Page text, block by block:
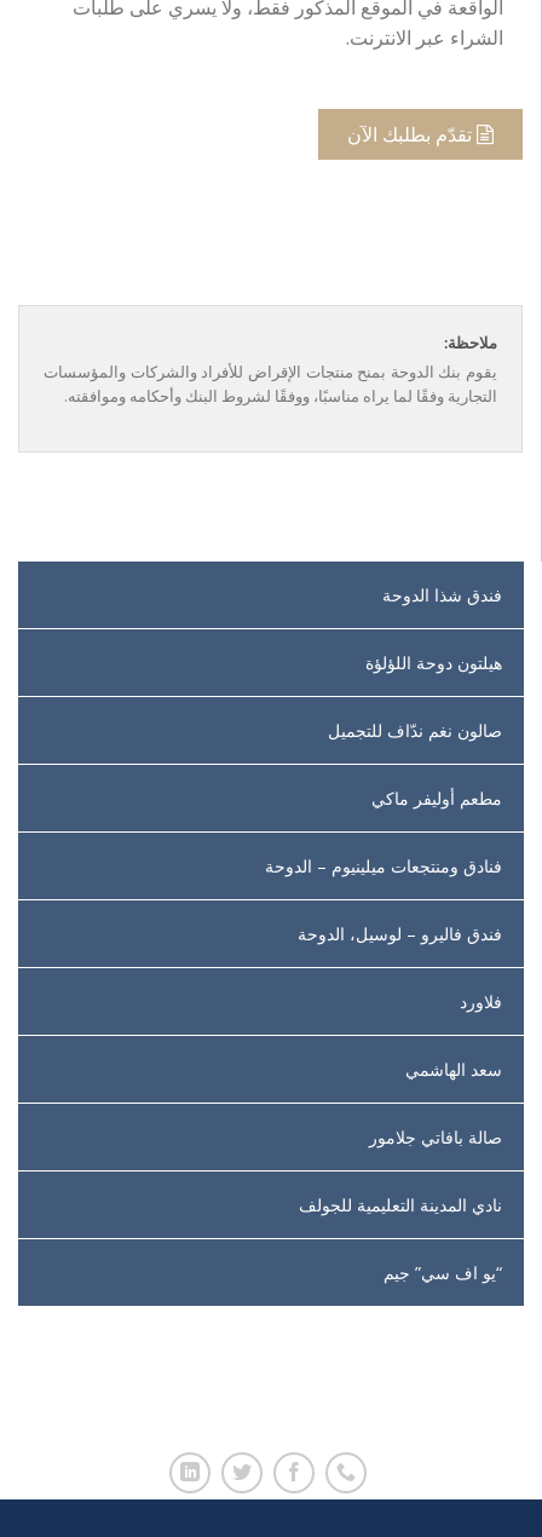
الواقعة في الموقع المذكور فقط، ولا يسري على طلبات
الشراء عبر الانترنت.
تقدّم بطلبك الآن
ملاحظة:
يقوم بنك الدوحة بمنح منتجات الإقراض للأفراد والشركات والمؤسسات
التجارية وفقًا لما يراه مناسبًا، ووفقًا لشروط البنك وأحكامه وموافقته.
فندق شذا الدوحة
هيلتون دوحة اللؤلؤة
صالون نغم ندّاف للتجميل
مطعم أوليفر ماكي
فنادق ومنتجعات ميلينيوم – الدوحة
فندق فاليرو – لوسيل، الدوحة
فلاورد
سعد الهاشمي
صالة بافاتي جلامور
نادي المدينة التعليمية للجولف
“يو اف سي” جيم